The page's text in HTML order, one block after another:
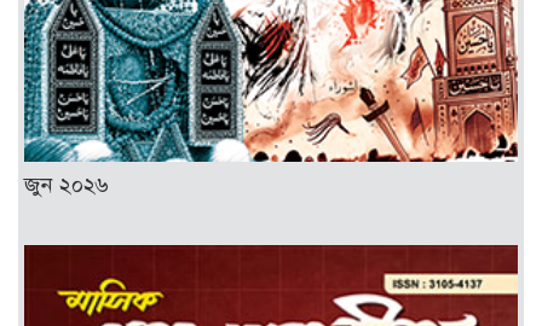
জুন ২০২৬